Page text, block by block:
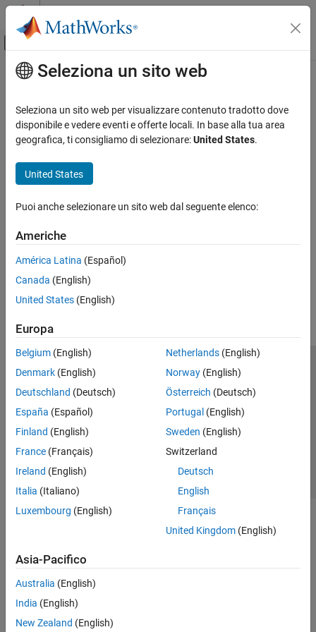
Vai al contenuto
Attiva/disattiva menu di navigazione
Pagina iniziale della documentazione
Contenuto principale
Seleziona un sito web
Seleziona un sito web per visualizzare contenuto tradotto dove
disponibile e vedere eventi e offerte locali. In base alla tua area
geografica, ti consigliamo di selezionare:United States.
United States
Puoi anche selezionare un sito web dal seguente elenco:
Americhe
América Latina (Español)
Canada (English)
United States (English)
Europa
Belgium (English)
Denmark (English)
Deutschland (Deutsch)
España (Español)
Finland (English)
France (Français)
Ireland (English)
Italia (Italiano)
Luxembourg (English)
Netherlands(English)
Norway(English)
Österreich (Deutsch)
Portugal (English)
Sweden (English)
Switzerland
Deutsch
English
Français
United Kingdom(English)
Asia-Pacifico
Australia (English)
India (English)
New Zealand (English)
Centro di fiducia
Informativa sulla privacy
Antipirateria
Stato dell'applicazione
Contatti
© 1994-2026 The MathWorks, Inc.